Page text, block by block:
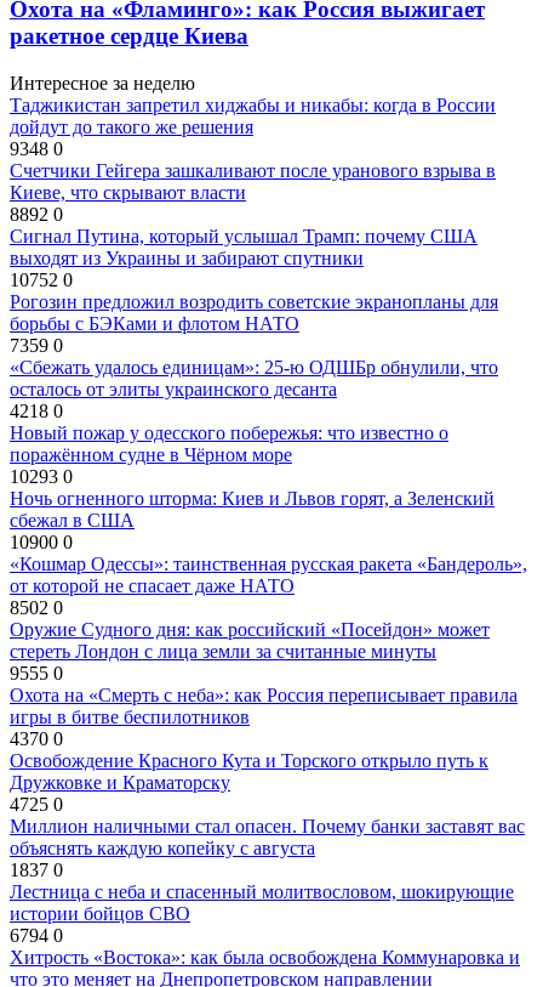
Охота на «Фламинго»: как Россия выжигает
ракетное сердце Киева
Интересное за неделю
Таджикистан запретил хиджабы и никабы: когда в России
дойдут до такого же решения
9348 0
Счетчики Гейгера зашкаливают после уранового взрыва в
Киеве, что скрывают власти
8892 0
Сигнал Путина, который услышал Трамп: почему США
выходят из Украины и забирают спутники
10752 0
Рогозин предложил возродить советские экранопланы для
борьбы с БЭКами и флотом НАТО
7359 0
«Сбежать удалось единицам»: 25-ю ОДШБр обнулили, что
осталось от элиты украинского десанта
4218 0
Новый пожар у одесского побережья: что известно о
поражённом судне в Чёрном море
10293 0
Ночь огненного шторма: Киев и Львов горят, а Зеленский
сбежал в США
10900 0
«Кошмар Одессы»: таинственная русская ракета «Бандероль»,
от которой не спасает даже НАТО
8502 0
Оружие Судного дня: как российский «Посейдон» может
стереть Лондон с лица земли за считанные минуты
9555 0
Охота на «Смерть с неба»: как Россия переписывает правила
игры в битве беспилотников
4370 0
Освобождение Красного Кута и Торского открыло путь к
Дружковке и Краматорску
4725 0
Миллион наличными стал опасен. Почему банки заставят вас
объяснять каждую копейку с августа
1837 0
Лестница с неба и спасенный молитвословом, шокирующие
истории бойцов СВО
6794 0
Хитрость «Востока»: как была освобождена Коммунаровка и
что это меняет на Днепропетровском направлении